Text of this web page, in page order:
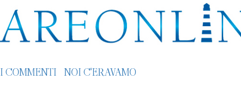
I COMMENTI NOI C'ERAVAMO